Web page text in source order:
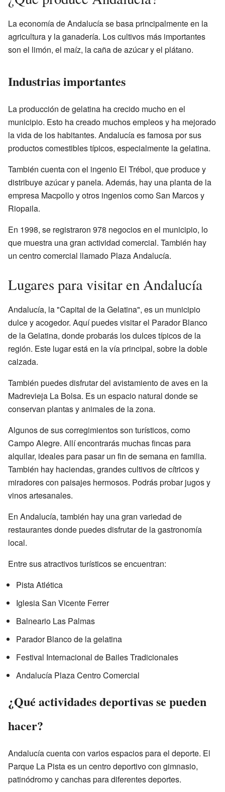
La economía de Andalucía se basa principalmente en la
agricultura y la ganadería. Los cultivos más importantes
son el limón, el maíz, la caña de azúcar y el plátano.
Industrias importantes
La producción de gelatina ha crecido mucho en el
municipio. Esto ha creado muchos empleos y ha mejorado
la vida de los habitantes. Andalucía es famosa por sus
productos comestibles típicos, especialmente la gelatina.
También cuenta con el ingenio El Trébol, que produce y
distribuye azúcar y panela. Además, hay una planta de la
empresa Macpollo y otros ingenios como San Marcos y
Riopaila.
En 1998, se registraron 978 negocios en el municipio, lo
que muestra una gran actividad comercial. También hay
un centro comercial llamado Plaza Andalucía.
Lugares para visitar en Andalucía
Andalucía, la "Capital de la Gelatina", es un municipio
dulce y acogedor. Aquí puedes visitar el Parador Blanco
de la Gelatina, donde probarás los dulces típicos de la
región. Este lugar está en la vía principal, sobre la doble
calzada.
También puedes disfrutar del avistamiento de aves en la
Madrevieja La Bolsa. Es un espacio natural donde se
conservan plantas y animales de la zona.
Algunos de sus corregimientos son turísticos, como
Campo Alegre. Allí encontrarás muchas fincas para
alquilar, ideales para pasar un fin de semana en familia.
También hay haciendas, grandes cultivos de cítricos y
miradores con paisajes hermosos. Podrás probar jugos y
vinos artesanales.
En Andalucía, también hay una gran variedad de
restaurantes donde puedes disfrutar de la gastronomía
local.
Entre sus atractivos turísticos se encuentran:
Pista Atlética
Iglesia San Vicente Ferrer
Balneario Las Palmas
Parador Blanco de la gelatina
Festival Internacional de Bailes Tradicionales
Andalucía Plaza Centro Comercial
¿Qué actividades deportivas se pueden
hacer?
Andalucía cuenta con varios espacios para el deporte. El
Parque La Pista es un centro deportivo con gimnasio,
patinódromo y canchas para diferentes deportes.